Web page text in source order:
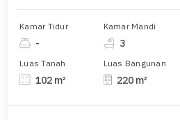
Kamar Tidur
-
Kamar Mandi
3
Luas Tanah
102 m²
Luas Bangunan
220 m²